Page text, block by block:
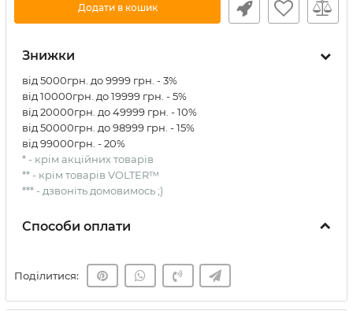
Додати в кошик
Знижки
від 5000грн. до 9999 грн. - 3%
від 10000грн. до 19999 грн. - 5%
від 20000грн. до 49999 грн. - 10%
від 50000грн. до 98999 грн. - 15%
від 99000грн. - 20%
* - крім акційних товарів
** - крім товарів VOLTER™
*** - дзвоніть домовимось ;)
Способи оплати
Поділитися: